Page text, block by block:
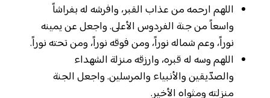
اللهم ارحمه من عذاب القبر، وافرشه له بفراشاً
واسعاً من جنة الفردوس الأعلى. واجعل عن يمينه
نوراً، وعم شماله نوراً، ومن فوقه نوراً، ومن تحته نوراً.
اللهم وسه له قبره، وارزقه منزلة الشهداء
والصدّيقين والأنبياء والمرسلين. واجعل الجنة
منزلته ومثواه الأخير.